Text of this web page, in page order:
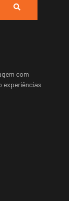
com
experiências